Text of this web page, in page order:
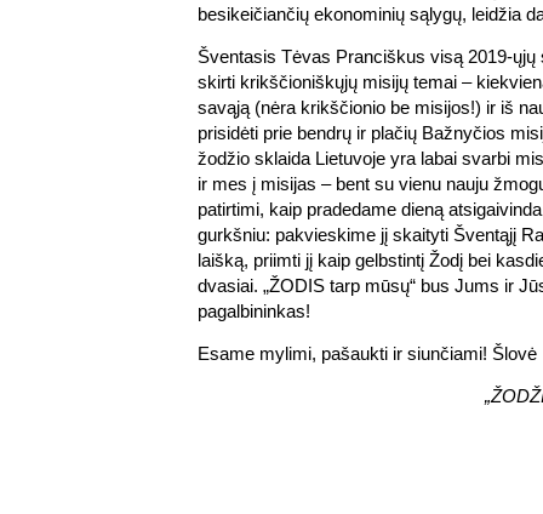
besikeičiančių ekonominių sąlygų, leidžia
Šventasis Tėvas Pranciškus visą 2019-ųjų
skirti krikščioniškųjų misijų temai –
savąją (nėra krikščionio be misijos!) ir iš
prisidėti prie bendrų ir plačių Bažnyčios
žodžio sklaida Lietuvoje yra labai svarbi
ir mes į misijas – bent su vienu nauju
patirtimi, kaip pradedame dieną
gurkšniu: pakvieskime jį skaityti Šventąjį
laišką, priimti jį kaip gelbstintį Žodį bei
dvasiai. „ŽODIS tarp mūsų“ bus Jums ir
pagalbininkas!
Esame mylimi, pašaukti ir siunčiami! Šlovė